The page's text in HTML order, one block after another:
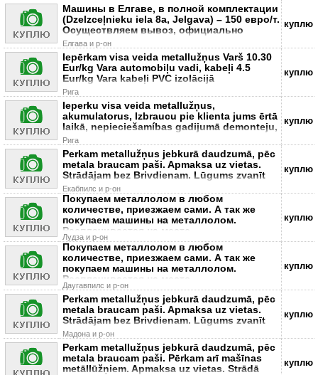
Машины в Елгаве, в полной комплектации
(Dzelzceļnieku iela 8a, Jelgava) – 150 евро/т.
Осуществляем вывоз, официально
Елгава и р-он
куплю
Iepērkam visa veida metallužņus Varš 10.30
Eur/kg Vara automobiļu vadi, kabeļi 4.5
Eur/kg Vara kabeļi PVC izolācijā
Рига
куплю
Ieperku visa veida metallužņus,
akumulatorus, Izbraucu pie klienta jums ērtā
laikā, nepieciešamíbas gadijumā demonteju,
Рига
куплю
Perkam metallužņus jebkurā daudzumā, pēc
metala braucam paši. Apmaksa uz vietas.
Strādājam bez Brivdienam. Lūgums zvanīt
Екабпилс и р-он
куплю
Покупаем металлолом в любом
количестве, приезжаем сами. А так же
покупаем машины на металлолом.
Расплачивается на месте
Лудза и р-он
куплю
Покупаем металлолом в любом
количестве, приезжаем сами. А так же
покупаем машины на металлолом.
Расплачивается на месте
Даугавпилс и р-он
куплю
Perkam metallužņus jebkurā daudzumā, pēc
metala braucam paši. Apmaksa uz vietas.
Strādājam bez Brivdienam. Lūgums zvanīt
Мадона и р-он
куплю
Perkam metallužņus jebkurā daudzumā, pēc
metala braucam paši. Pērkam arī mašīnas
metāllūžņiem. Apmaksa uz vietas. Strādā
куплю